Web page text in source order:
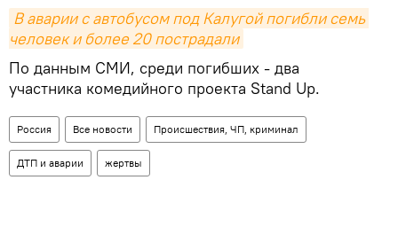
В аварии с автобусом под Калугой погибли семь
человек и более 20 пострадали
По данным СМИ, среди погибших - два
участника комедийного проекта Stand Up.
Россия Все новости Происшествия, ЧП, криминал
ДТП и аварии жертвы